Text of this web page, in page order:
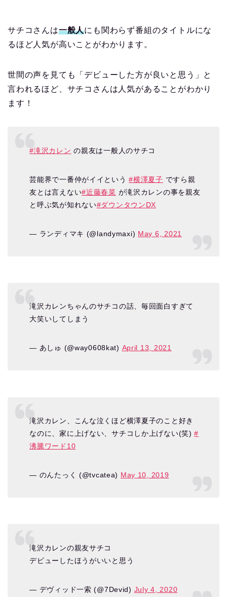
サチコさんは一般人にも関わらず番組のタイトルにな
るほど人気が高いことがわかります。
世間の声を見ても「デビューした方が良いと思う」と
言われるほど、サチコさんは人気があることがわかり
ます！
#滝沢カレン の親友は一般人のサチコ
芸能界で一番仲がイイという#横澤夏子 ですら親
友とは言えない#近藤春菜 が滝沢カレンの事を親友
と呼ぶ気が知れない#ダウンタウンDX
— ランディマキ (@landymaxi) May 6, 2021
滝沢カレンちゃんのサチコの話、毎回面白すぎて
大笑いしてしまう
— あしゅ (@way0608kat) April 13, 2021
滝沢カレン、こんな泣くほど横澤夏子のこと好き
なのに、家に上げない、サチコしか上げない(笑)#
沸騰ワード10
— のんたっく (@tvcatea) May 10, 2019
滝沢カレンの親友サチコ
デビューしたほうがいいと思う
— デヴィッド一索 (@7Devid) July 4, 2020